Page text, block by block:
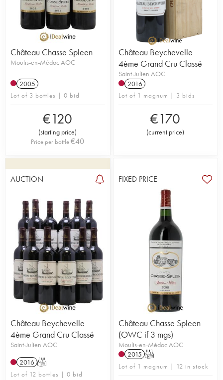
Château Chasse Spleen
Moulis-en-Médoc AOC
2005
Lot of 3 bottles | 0 bid
€120
(starting price)
Price per bottle€40
Château Beychevelle
4ème Grand Cru Classé
Saint-Julien AOC
2016
Lot of 1 magnum | 3 bids
€170
(current price)
AUCTION
Château Beychevelle
4ème Grand Cru Classé
Saint-Julien AOC
2016 T
Lot of 12 bottles | 0 bid
FIXED PRICE
Château Chasse Spleen
(OWC if 3 mgs)
Moulis-en-Médoc AOC
2015 T
Lot of 1 magnum | 12 in stock